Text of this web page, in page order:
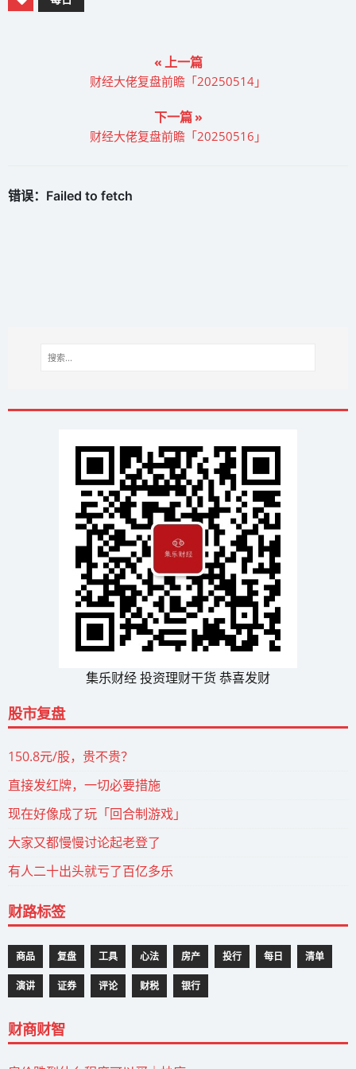
« 上一篇
财经大佬复盘前瞻「20250514」
下一篇 »
财经大佬复盘前瞻「20250516」
集乐财经 投资理财干货 恭喜发财
股市复盘
150.8元/股，贵不贵？
直接发红牌，一切必要措施
现在好像成了玩「回合制游戏」
大家又都慢慢讨论起老登了
有人二十出头就亏了百亿多乐
财路标签
商品 复盘 工具 心法 房产 投行 每日 清单
演讲 证券 评论 财税 银行
财商财智